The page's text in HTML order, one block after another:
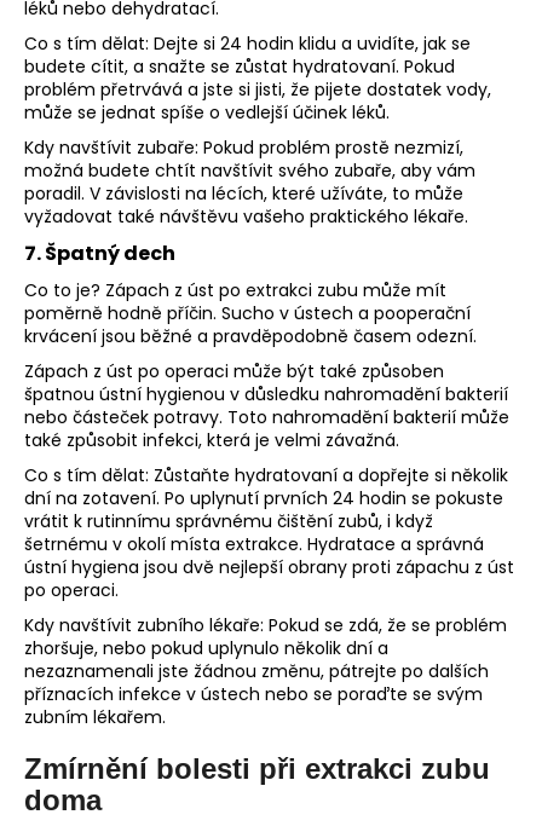
léků nebo dehydratací.
Co s tím dělat: Dejte si 24 hodin klidu a uvidíte, jak se
budete cítit, a snažte se zůstat hydratovaní. Pokud
problém přetrvává a jste si jisti, že pijete dostatek vody,
může se jednat spíše o vedlejší účinek léků.
Kdy navštívit zubaře: Pokud problém prostě nezmizí,
možná budete chtít navštívit svého zubaře, aby vám
poradil. V závislosti na lécích, které užíváte, to může
vyžadovat také návštěvu vašeho praktického lékaře.
7. Špatný dech
Co to je? Zápach z úst po extrakci zubu může mít
poměrně hodně příčin. Sucho v ústech a pooperační
krvácení jsou běžné a pravděpodobně časem odezní.
Zápach z úst po operaci může být také způsoben
špatnou ústní hygienou v důsledku nahromadění bakterií
nebo částeček potravy. Toto nahromadění bakterií může
také způsobit infekci, která je velmi závažná.
Co s tím dělat: Zůstaňte hydratovaní a dopřejte si několik
dní na zotavení. Po uplynutí prvních 24 hodin se pokuste
vrátit k rutinnímu správnému čištění zubů, i když
šetrnému v okolí místa extrakce. Hydratace a správná
ústní hygiena jsou dvě nejlepší obrany proti zápachu z úst
po operaci.
Kdy navštívit zubního lékaře: Pokud se zdá, že se problém
zhoršuje, nebo pokud uplynulo několik dní a
nezaznamenali jste žádnou změnu, pátrejte po dalších
příznacích infekce v ústech nebo se poraďte se svým
zubním lékařem.
Zmírnění bolesti při extrakci zubu
doma